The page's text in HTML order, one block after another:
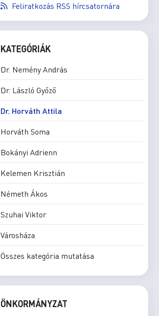
Feliratkozás RSS hírcsatornára
KATEGÓRIÁK
Dr. Nemény András
Dr. László Győző
Dr. Horváth Attila
Horváth Soma
Bokányi Adrienn
Kelemen Krisztián
Németh Ákos
Szuhai Viktor
Városháza
Összes kategória mutatása
ÖNKORMÁNYZAT